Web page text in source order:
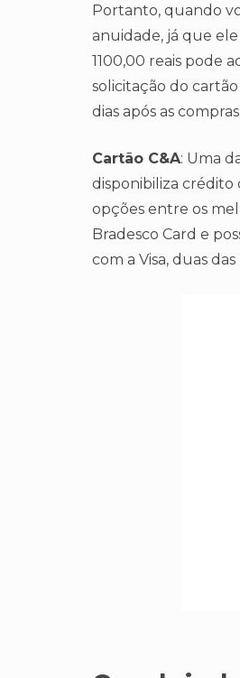
Portanto, quando
anuidade, já que
1100,00 reais pode
solicitação do
dias após as
Cartão C&A: Uma
disponibiliza crédito
opções entre os
Bradesco Card e
com a Visa, duas